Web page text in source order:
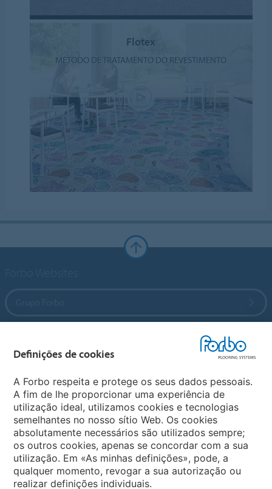
Flotex
MÉTODO DE TRATAMENTO DO REVESTIMENTO
Sites Forbo
Selecione o país
Definições de cookies
A Forbo respeita e protege os seus dados pessoais.
A fim de lhe proporcionar uma experiência de
utilização ideal, utilizamos cookies e tecnologias
semelhantes no nosso sítio Web. Os cookies
absolutamente necessários são utilizados sempre;
os outros cookies, apenas se concordar com a sua
utilização. Em «As minhas definições», pode, a
qualquer momento, revogar a sua autorização ou
realizar definições individuais.